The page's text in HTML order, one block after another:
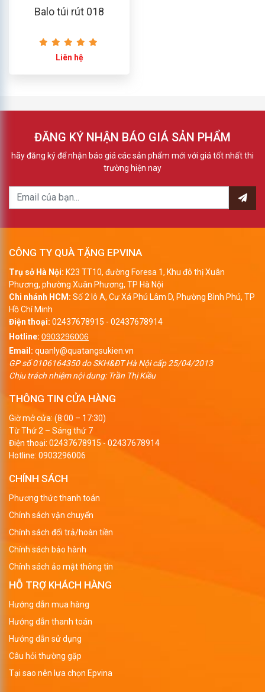
Balo túi rút 018
Liên hệ
ĐĂNG KÝ NHẬN BÁO GIÁ SẢN PHẨM
hãy đăng ký để nhận báo giá các sản phẩm mới với giá tốt nhất thi
trường hiện nay
CÔNG TY QUÀ TẶNG EPVINA
Trụ sở Hà Nội: K23 TT10, đường Foresa 1, Khu đô thị Xuân
Phương, phường Xuân Phương, TP Hà Nội
Chi nhánh HCM: Số 2 lô A, Cư Xá Phú Lâm D, Phường Bình Phú, TP
Hồ Chí Minh
Điện thoại: 02437678915 - 02437678914
Hotline: 0903296006
Email: quanly@quatangsukien.vn
GP số 0106164350 do SKH&ĐT Hà Nội cấp 25/04/2013
Chịu trách nhiệm nội dung: Trần Thị Kiều
THÔNG TIN CỬA HÀNG
Giờ mở cửa: (8:00 – 17:30)
Từ Thứ 2 – Sáng thứ 7
Điện thoại: 02437678915 - 02437678914
Hotline: 0903296006
CHÍNH SÁCH
Phương thức thanh toán
Chính sách vận chuyển
Chính sách đổi trả/hoàn tiền
Chính sách bảo hành
Chính sách ảo mật thông tin
HỖ TRỢ KHÁCH HÀNG
Hướng dẫn mua hàng
Hướng dẫn thanh toán
Hướng dẫn sử dụng
Câu hỏi thường gặp
Tại sao nên lựa chọn Epvina